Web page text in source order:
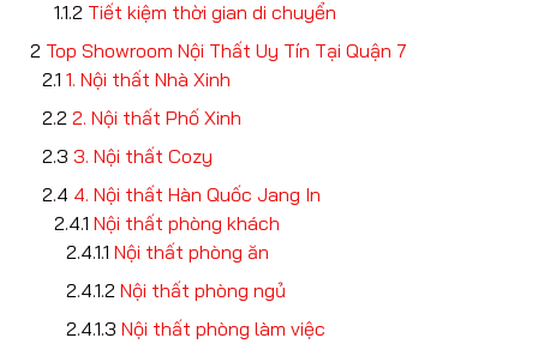
Tiết kiệm thời gian di chuyển
Top Showroom Nội Thất Uy Tín Tại Quận 7
1. Nội thất Nhà Xinh
2. Nội thất Phố Xinh
3. Nội thất Cozy
4. Nội thất Hàn Quốc Jang In
Nội thất phòng khách
Nội thất phòng ăn
Nội thất phòng ngủ
Nội thất phòng làm việc